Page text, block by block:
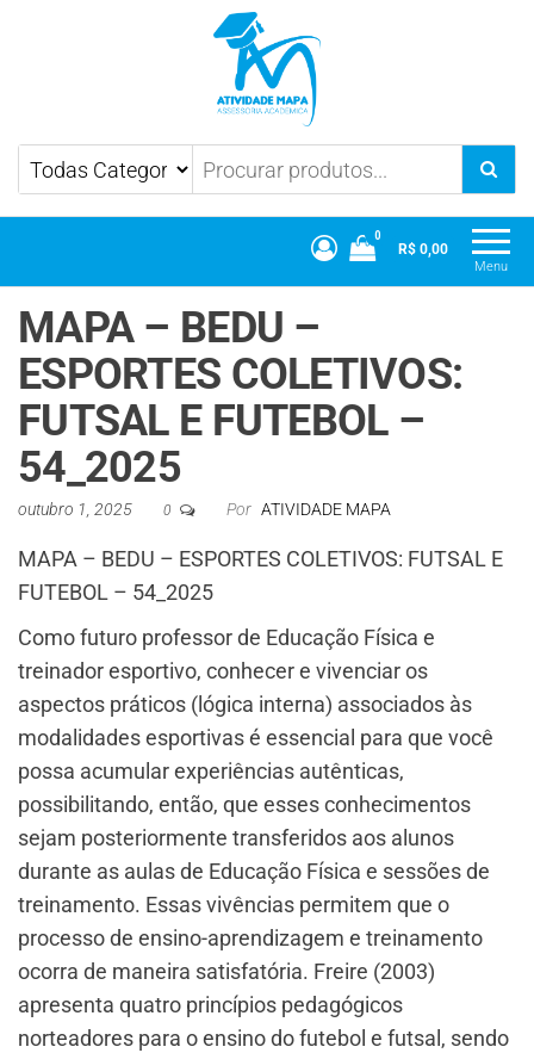
Atividade Mapa Mapa UniCesumar
Menu
0
R$ 0,00
MAPA – BEDU –
ESPORTES COLETIVOS:
FUTSAL E FUTEBOL –
54_2025
outubro 1, 2025 0 Por ATIVIDADE MAPA
MAPA – BEDU – ESPORTES COLETIVOS: FUTSAL E
FUTEBOL – 54_2025
Como futuro professor de Educação Física e
treinador esportivo, conhecer e vivenciar os
aspectos práticos (lógica interna) associados às
modalidades esportivas é essencial para que você
possa acumular experiências autênticas,
possibilitando, então, que esses conhecimentos
sejam posteriormente transferidos aos alunos
durante as aulas de Educação Física e sessões de
treinamento. Essas vivências permitem que o
processo de ensino-aprendizagem e treinamento
ocorra de maneira satisfatória. Freire (2003)
apresenta quatro princípios pedagógicos
norteadores para o ensino do futebol e futsal, sendo